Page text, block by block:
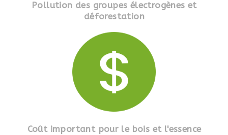
Pollution des groupes électrogènes et
déforestation
Coût important pour le bois et l'essence